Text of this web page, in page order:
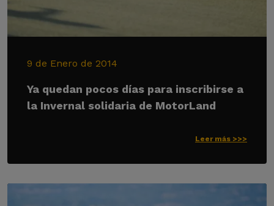
9 de Enero de 2014
Ya quedan pocos días para inscribirse a
la Invernal solidaria de MotorLand
Leer más >>>